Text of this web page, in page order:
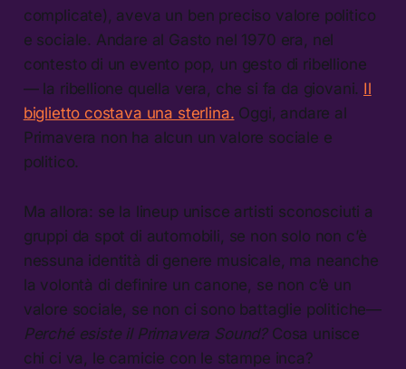
complicate), aveva un ben preciso valore politico
e sociale. Andare al Gasto nel 1970 era, nel
contesto di un evento pop, un gesto di ribellione
— la ribellione quella vera, che si fa da giovani. Il
biglietto costava una sterlina. Oggi, andare al
Primavera non ha alcun un valore sociale e
politico.
Ma allora: se la lineup unisce artisti sconosciuti a
gruppi da spot di automobili, se non solo non c’è
nessuna identità di genere musicale, ma neanche
la volontà di definire un canone, se non c’è un
valore sociale, se non ci sono battaglie politiche—
Perché esiste il Primavera Sound?Cosa unisce
chi ci va, le camicie con le stampe inca?